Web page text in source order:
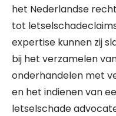
het Nederlandse
tot
expertise kunnen zij
bij het verzamelen
onderhandelen met
en het indienen van
letselschade